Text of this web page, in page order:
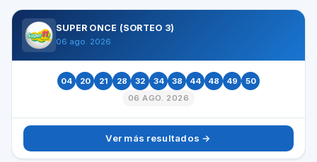
SUPER ONCE (SORTEO 3)
06 ago. 2026
04 20 21 28 32 34 38 44 48 49
50
06 AGO. 2026
Ver más resultados →